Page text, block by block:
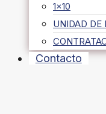
1×10
UNIDAD DE
Contacto